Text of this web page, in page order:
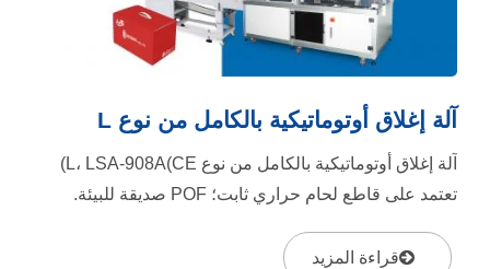
آلة إغلاق أوتوماتيكية بالكامل من نوع L
آلة إغلاق أوتوماتيكية بالكامل من نوع L، LSA-908A(CE)
تعتمد على قاطع لحام حراري ثابت؛ POF صديقة للبيئة.
قراءة المزيد